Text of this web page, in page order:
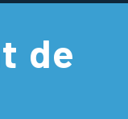
de